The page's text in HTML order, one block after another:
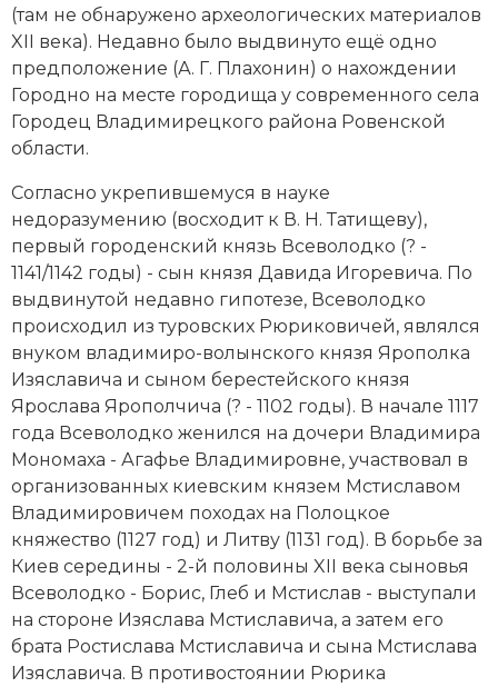
Образование
Общественные объединения и организации
Политическая история
Религия и церковь
Россия
Северная Америка
Социально-экономическая история
Специальные исторические дисциплины
СССР
Южная Америка
(там не обнаружено ар­хео­ло­гических ма­те­риа­лов
XII века). Недавно было выдвинуто ещё одно
предположение (А. Г. Плахонин) о нахождении
Городно на месте го­ро­ди­ща у современного села
Городец Владимирецкого района Ровенской
области.
Согласно укрепившемуся в науке
недоразумению (восходит к В. Н. Татищеву),
первый городенский князь Всеволодко (? -
1141/1142 годы) - сын князя Давида Игоревича. По
выдвинутой недавно гипотезе, Всеволодко
происходил из туровских Рю­ри­ко­ви­чей, являлся
внуком владимиро-волынского князя Ярополка
Изяславича и сыном берестейского князя
Ярослава Ярополчича (? - 1102 годы). В начале 1117
года Всеволодко женился на дочери Владимира
Мономаха - Агафье Владимировне, участвовал в
организованных киевским князем Мстиславом
Владимировичем походах на Полоцкое
княжество (1127 год) и Литву (1131 год). В борьбе за
Киев середины - 2-й половины XII века сыновья
Всеволодко - Борис, Глеб и Мстислав - выступали
на стороне Изяслава Мстиславича, а затем его
брата Ростислава Мстиславича и сына Мстислава
Изяславича. В противостоянии Рюрика